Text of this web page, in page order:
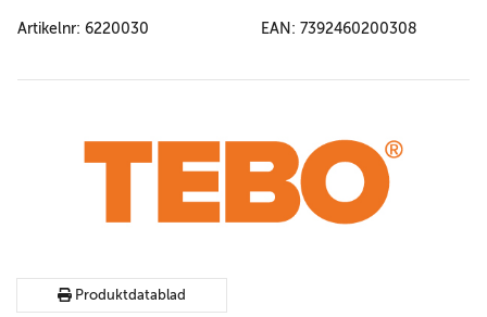
Artikelnr: 6220030 EAN: 7392460200308
Produktdatablad